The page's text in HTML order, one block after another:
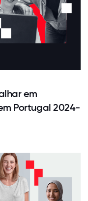
em
Portugal 2024-